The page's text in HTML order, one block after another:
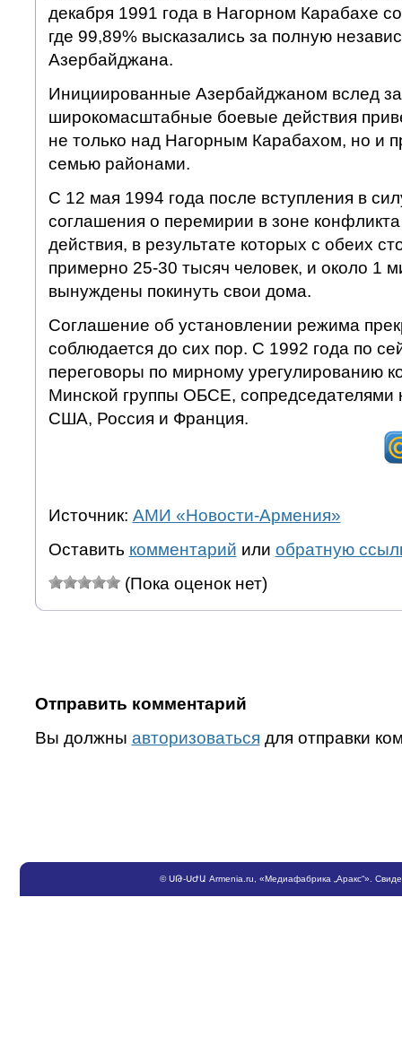
декабря 1991 года в Нагорном Карабахе
где 99,89% высказались за полную
Азербайджана.
Инициированные Азербайджаном вслед
широкомасштабные боевые действия
не только над Нагорным Карабахом, но и
семью районами.
С 12 мая 1994 года после вступления в
соглашения о перемирии в зоне
действия, в результате которых с обеих
примерно 25-30 тысяч человек, и около 1
вынуждены покинуть свои дома.
Соглашение об установлении режима
соблюдается до сих пор. С 1992 года по
переговоры по мирному урегулированию
Минской группы ОБСЕ, сопредседателями
США, Россия и Франция.
Источник: АМИ «Новости-Армения»
Оставить комментарий или обратную
(Пока оценок нет)
Отправить комментарий
Вы должны авторизоваться для отправки
©ՍԹ-ՍԺԱ Armenia.ru , «Медиафабрика „Аракс“».